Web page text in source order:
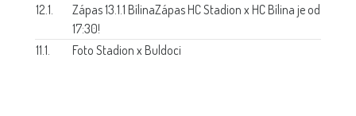
12.1.
Zápas 13.1.1 BílinaZápas HC Stadion x HC Bílina je od
17:30!
11.1.
Foto Stadion x Buldoci